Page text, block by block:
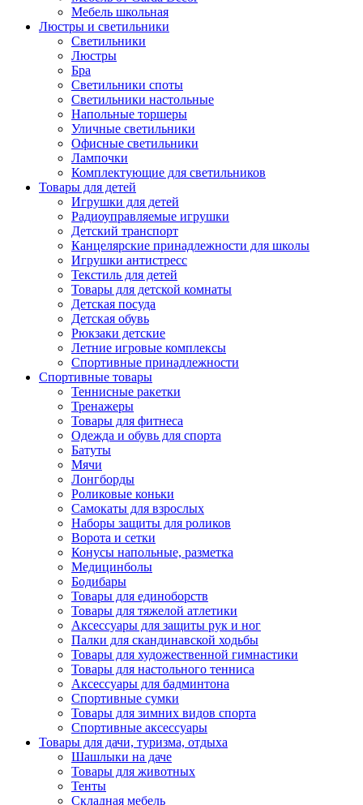
Мебель школьная
Люстры и светильники
Светильники
Люстры
Бра
Светильники споты
Светильники настольные
Напольные торшеры
Уличные светильники
Офисные светильники
Лампочки
Комплектующие для светильников
Товары для детей
Игрушки для детей
Радиоуправляемые игрушки
Детский транспорт
Канцелярские принадлежности для школы
Игрушки антистресс
Текстиль для детей
Товары для детской комнаты
Детская посуда
Детская обувь
Рюкзаки детские
Летние игровые комплексы
Спортивные принадлежности
Спортивные товары
Теннисные ракетки
Тренажеры
Товары для фитнеса
Одежда и обувь для спорта
Батуты
Мячи
Лонгборды
Роликовые коньки
Самокаты для взрослых
Наборы защиты для роликов
Ворота и сетки
Конусы напольные, разметка
Медицинболы
Бодибары
Товары для единоборств
Товары для тяжелой атлетики
Аксессуары для защиты рук и ног
Палки для скандинавской ходьбы
Товары для художественной гимнастики
Товары для настольного тенниса
Аксессуары для бадминтона
Спортивные сумки
Товары для зимних видов спорта
Спортивные аксессуары
Товары для дачи, туризма, отдыха
Шашлыки на даче
Товары для животных
Тенты
Складная мебель